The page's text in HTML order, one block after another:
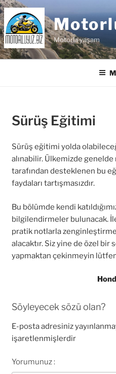
İçeriğe
geç
Motorla yaşam
Sürüş Eğitimi
Sürüş eğitimi yolda
alınabilir. Ülkemizde
tarafından desteklenen bu
faydaları tartışmasızdır.
Bu bölümde kendi
bilgilendirmeler bulunacak.
pratik notlarla
alacaktır. Siz yine de özel bir
yapmaktan çekinmeyin
Söyleyecek sözü olan?
E-posta adresiniz
işaretlenmişlerdir
Yorumunuz :